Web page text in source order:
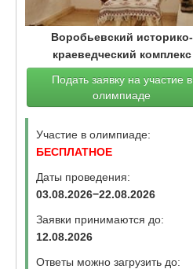
Воробьевский историко-
краеведческий комплекс
Подать заявку на участие в
олимпиаде
Участие в олимпиаде:
БЕСПЛАТНОЕ
Даты проведения:
03.08.2026−22.08.2026
Заявки принимаются до:
12.08.2026
Ответы можно загрузить до: